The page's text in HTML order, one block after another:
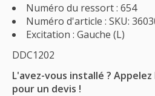
Numéro du ressort : 654
Numéro d'article : SKU:
Excitation : Gauche (L)
DDC1202
L'avez-vous installé ? Appelez
pour un devis !